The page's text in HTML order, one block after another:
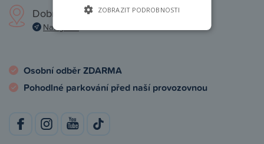
Dobronická 1257, Praha 4
Navigovat
Osobní odběr ZDARMA
Pohodlné parkování před naší provozovnou
ZOBRAZIT PODROBNOSTI